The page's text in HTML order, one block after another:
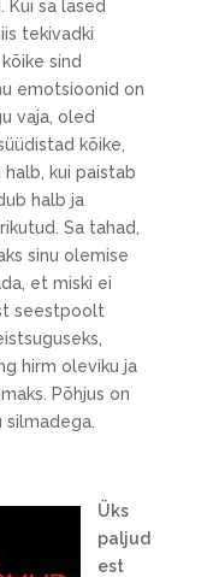
Kui sa lased
tekivadki
sind
emotsioonid on
vaja, oled
kõike,
halb, kui paistab
halb ja
Sa tahad,
sinu olemise
et miski ei
seestpoolt
hirm oleviku ja
Põhjus on
Üks
paljud
est